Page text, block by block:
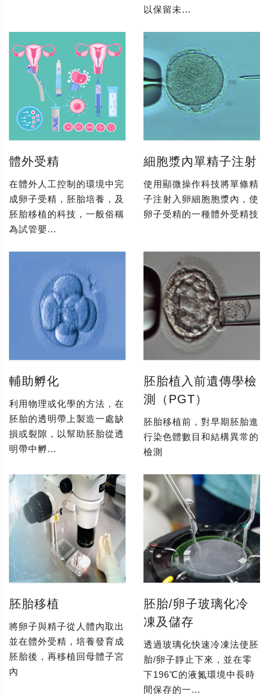
以保留未...
體外受精
在體外人工控制的環境中完
成卵子受精，胚胎培養，及
胚胎移植的科技，一般俗稱
為試管嬰...
細胞漿內單精子注射
使用顯微操作科技將單條精
子注射入卵細胞胞漿內，使
卵子受精的一種體外受精技
輔助孵化
利用物理或化學的方法，在
胚胎的透明帶上製造一處缺
損或裂隙，以幫助胚胎從透
明帶中孵...
胚胎植入前遺傳學檢
測（PGT）
胚胎移植前，對早期胚胎進
行染色體數目和結構異常的
檢測
胚胎移植
將卵子與精子從人體內取出
並在體外受精，培養發育成
胚胎後，再移植回母體子宮
內
胚胎/卵子玻璃化冷
凍及儲存
透過玻璃化快速冷凍法使胚
胎/卵子靜止下來，並在零
下196℃的液氮環境中長時
間保存的一...